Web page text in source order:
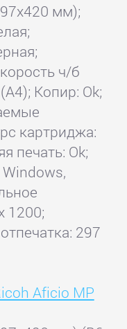
мм);
ч/б
Копир: Ok;
картриджа:
печать: Ok;
1200;
297
Aficio MP